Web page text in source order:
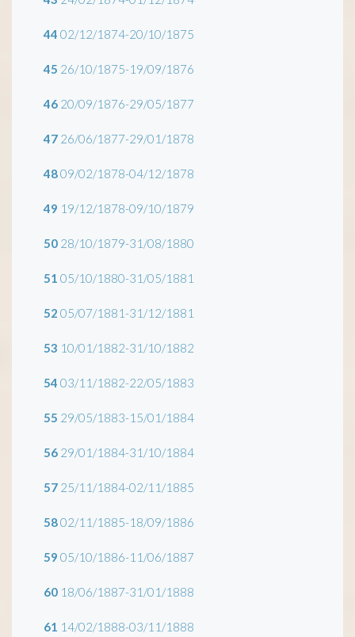
44 02/12/1874-20/10/1875
45 26/10/1875-19/09/1876
46 20/09/1876-29/05/1877
47 26/06/1877-29/01/1878
4809/02/1878-04/12/1878
49 19/12/1878-09/10/1879
50 28/10/1879-31/08/1880
51 05/10/1880-31/05/1881
52 05/07/1881-31/12/1881
53 10/01/1882-31/10/1882
54 03/11/1882-22/05/1883
55 29/05/1883-15/01/1884
56 29/01/1884-31/10/1884
57 25/11/1884-02/11/1885
5802/11/1885-18/09/1886
59 05/10/1886-11/06/1887
60 18/06/1887-31/01/1888
61 14/02/1888-03/11/1888